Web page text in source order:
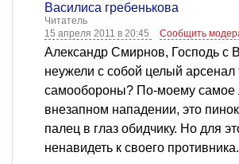
Василиса гребенькова
Читатель
15 апреля 2011 в 20:45
Сообщить
Александр Смирнов, Господь с
неужели с собой целый арсенал
самообороны? По-моему самое
внезапном нападении, это
палец в глаз обидчику. Но для
ненавидеть к своего противника.